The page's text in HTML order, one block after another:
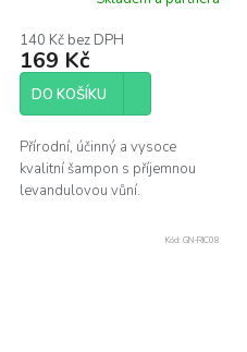
140 Kč bez DPH
169 Kč
DO KOŠÍKU
Přírodní, účinný a vysoce
kvalitní šampon s příjemnou
levandulovou vůní.
Kód: GN-RIC08